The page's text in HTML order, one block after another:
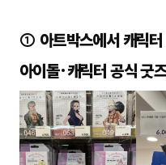
① 아트박스에서 캐릭터
아이돌·캐릭터 공식 굿